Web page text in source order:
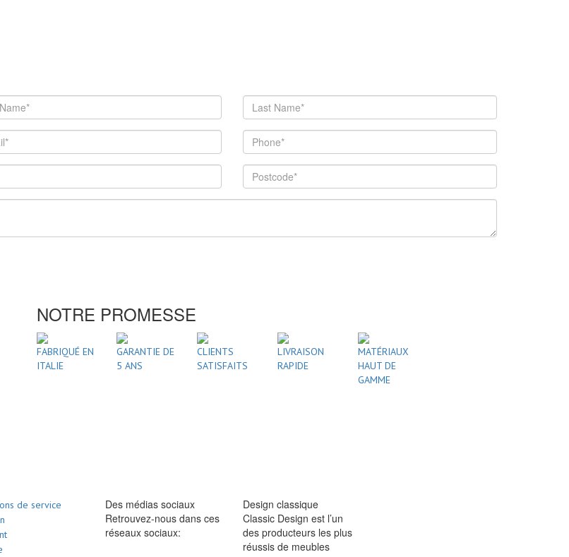
NOTRE PROMESSE
FABRIQUÉ EN
ITALIE
GARANTIE DE
5 ANS
CLIENTS
SATISFAITS
LIVRAISON
RAPIDE
MATÉRIAUX
HAUT DE
GAMME
de service
Des médias sociaux
Retrouvez-nous dans ces
réseaux sociaux:
Design classique
Classic Design est l’un
des producteurs les plus
réussis de meubles